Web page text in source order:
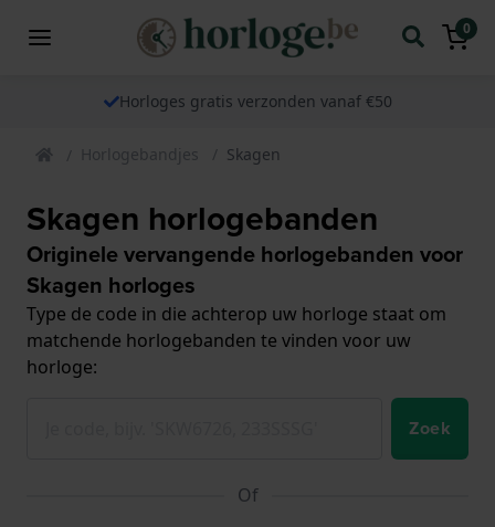
0
Horloges gratis verzonden vanaf €50
Horlogebandjes Skagen
Skagen horlogebanden
Originele vervangende horlogebanden voor
Skagen horloges
Type de code in die achterop uw horloge staat om
matchende horlogebanden te vinden voor uw
horloge:
Zoek
Of